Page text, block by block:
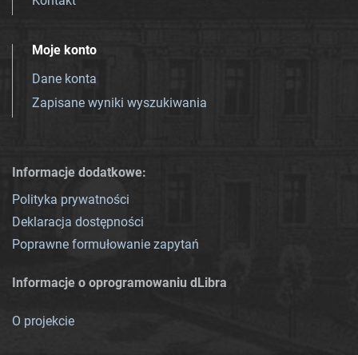
Moje konto
Dane konta
Zapisane wyniki wyszukiwania
Informacje dodatkowe:
Polityka prywatności
Deklaracja dostępności
Poprawne formułowanie zapytań
Informacje o oprogramowaniu dLibra
O projekcie